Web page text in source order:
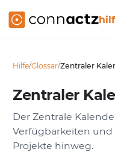
Hilfe/Glossar/Zentraler
Zentraler
Der Zentrale
Verfügbarkeiten und
Projekte hinweg.